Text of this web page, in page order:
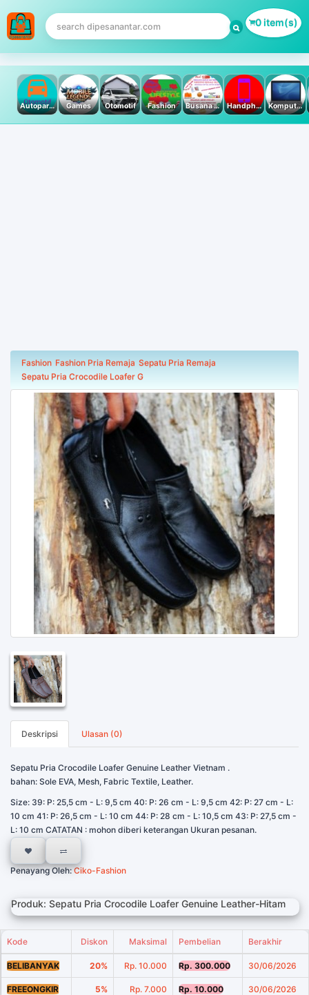
0 item(s)
Autoparts Games Otomotif Fashion Busana Muslim Handphone & Tablet Komputer PC & Laptop
Fashion Fashion Pria Remaja Sepatu Pria Remaja
Sepatu Pria Crocodile Loafer G
Deskripsi Ulasan (0)
Sepatu Pria Crocodile Loafer Genuine Leather Vietnam .
bahan: Sole EVA, Mesh, Fabric Textile, Leather.
Size: 39: P: 25,5 cm - L: 9,5 cm 40: P: 26 cm - L: 9,5 cm 42: P: 27 cm - L:
10 cm 41: P: 26,5 cm - L: 10 cm 44: P: 28 cm - L: 10,5 cm 43: P: 27,5 cm -
L: 10 cm CATATAN : mohon diberi keterangan Ukuran pesanan.
Penayang Oleh:Ciko-Fashion
Produk: Sepatu Pria Crocodile Loafer Genuine Leather-Hitam
Kode Diskon Maksimal Pembelian Berakhir
BELIBANYAK 20% Rp. 10.000 Rp. 300.000 30/06/2026
FREEONGKIR 5% Rp. 7.000 Rp. 10.000 30/06/2026